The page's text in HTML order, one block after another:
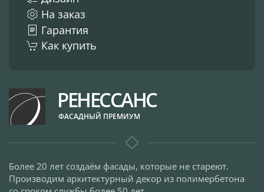
На заказ
Гарантия
Как купить
РЕНЕССАНС
ФАСАДНЫЙ ПРЕМИУМ
Более 20 лет создаём фасады, которые не стареют.
Производим архитектурный декор из полимербетона